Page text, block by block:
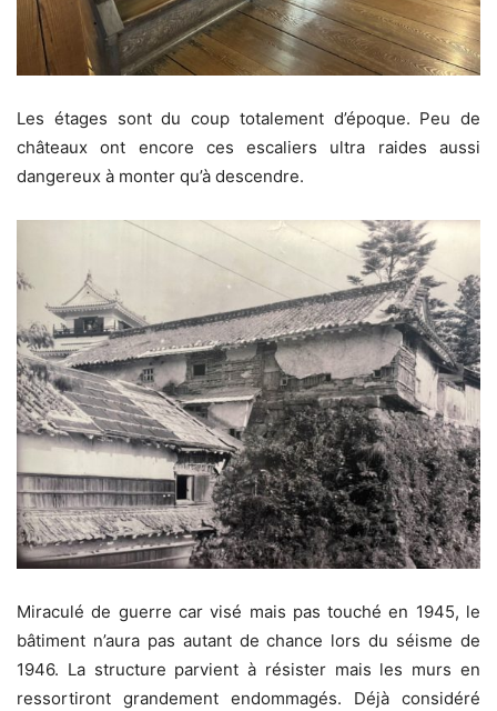
Les étages sont du coup totalement d’époque. Peu de
châteaux ont encore ces escaliers ultra raides aussi
dangereux à monter qu’à descendre.
Miraculé de guerre car visé mais pas touché en 1945, le
bâtiment n’aura pas autant de chance lors du séisme de
1946. La structure parvient à résister mais les murs en
ressortiront grandement endommagés. Déjà considéré